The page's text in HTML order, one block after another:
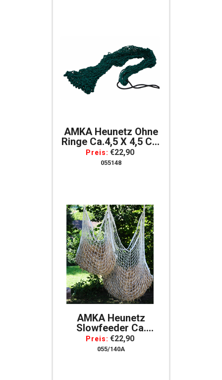
AMKA Heunetz Ohne
Ringe Ca.4,5 X 4,5 Cm
Ca. 1 M Lang
Preis: €22,90
055148
AMKA Heunetz
Slowfeeder Ca.
120x90 Cm, Maschen
4x4 Cm Weiss
Preis: €22,90
055/140A